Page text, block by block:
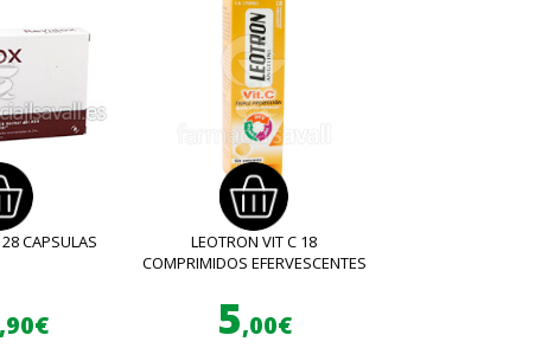
CAPSULAS
,90€
LEOTRON VIT C 18
COMPRIMIDOS EFERVESCENTES
5,00€